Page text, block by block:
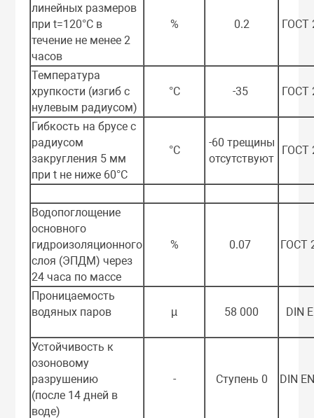
линейных размеров
при t=120°С в
течение не менее 2
часов
% 0.2 ГОСТ
Температура
хрупкости (изгиб с
нулевым радиусом)
°С -35 ГОСТ
Гибкость на брусе с
радиусом
закругления 5 мм
при t не ниже 60°С
°С
-60 трещины
отсутствуют
ГОСТ
Водопоглощение
основного
гидроизоляционного
слоя (ЭПДМ) через
24 часа по массе
% 0.07 ГОСТ
Проницаемость
водяных паров
µ 58 000 DIN
Устойчивость к
озоновому
разрушению
(после 14 дней в
воде)
- Ступень 0 DIN